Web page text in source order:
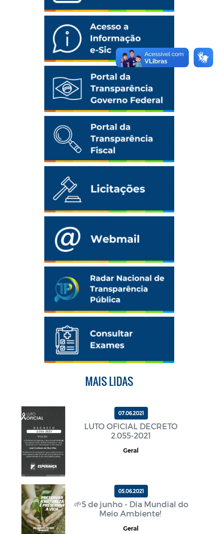
MAIS LIDAS
07.06.2021
LUTO OFICIAL DECRETO
2.055-2021
Geral
05.06.2021
🌱5 de junho - Dia Mundial do
Meio Ambiente!
Geral